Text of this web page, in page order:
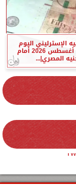
الإسترليني اليوم
الأربعاء 5 أغسطس 2026 أمام
المصري|...